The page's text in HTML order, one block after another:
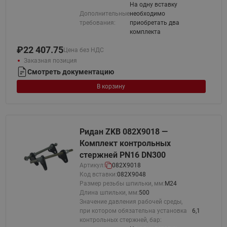
Дополнительные
требования:
На одну вставку
необходимо
приобретать два
комплекта
₽22 407.75Цена без НДС
Заказная позиция
Смотреть документацию
В корзину
Ридан ZKB 082X9018 —
Комплект контрольных
стержней PN16 DN300
Артикул:
082X9018
Код вставки:082X9048
Размер резьбы шпильки, мм:М24
Длина шпильки, мм:500
Значение давления рабочей среды,
при котором обязательна установка
контрольных стержней, бар:
6,1